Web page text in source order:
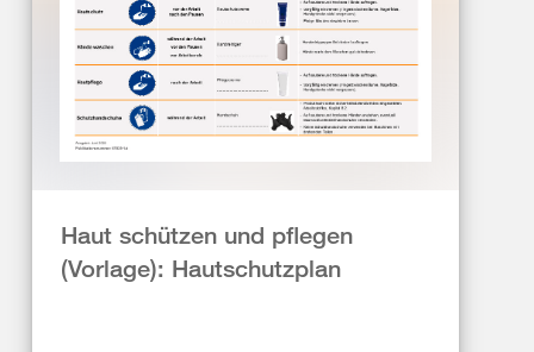
Haut schützen und pflegen
(Vorlage): Hautschutzplan